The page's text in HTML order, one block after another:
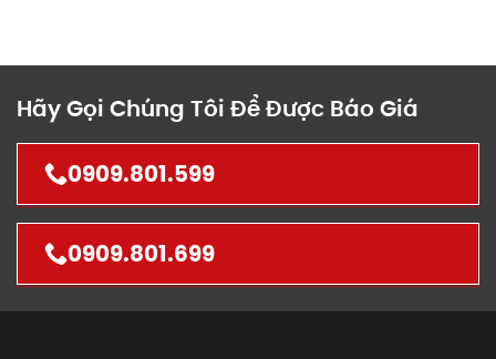
Hãy Gọi Chúng Tôi Để Được Báo Giá
0909.801.599
0909.801.699